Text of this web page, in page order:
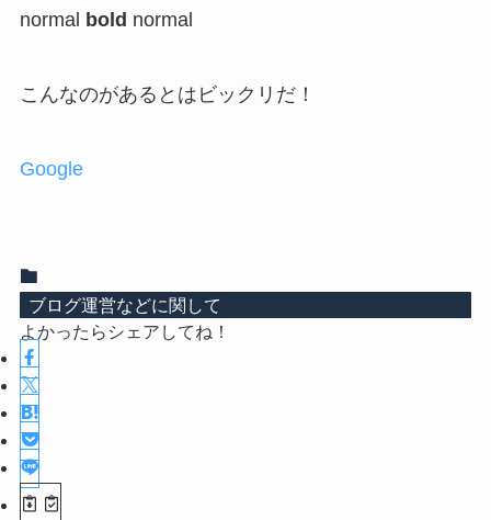
normal bold normal
こんなのがあるとはビックリだ！
Google
ブログ運営などに関して
よかったらシェアしてね！